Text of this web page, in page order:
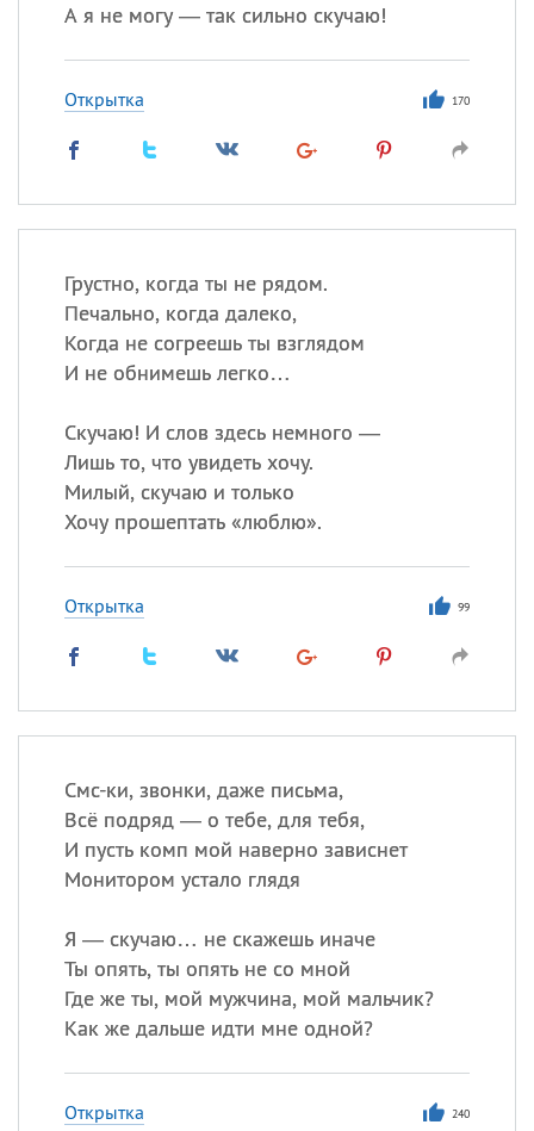
А я не могу — так сильно скучаю!
Открытка 170
Грустно, когда ты не рядом.
Печально, когда далеко,
Когда не согреешь ты взглядом
И не обнимешь легко…
Скучаю! И слов здесь немного —
Лишь то, что увидеть хочу.
Милый, скучаю и только
Хочу прошептать «люблю».
Открытка 99
Смс-ки, звонки, даже письма,
Всё подряд — о тебе, для тебя,
И пусть комп мой наверно зависнет
Монитором устало глядя
Я — скучаю… не скажешь иначе
Ты опять, ты опять не со мной
Где же ты, мой мужчина, мой мальчик?
Как же дальше идти мне одной?
Открытка 240